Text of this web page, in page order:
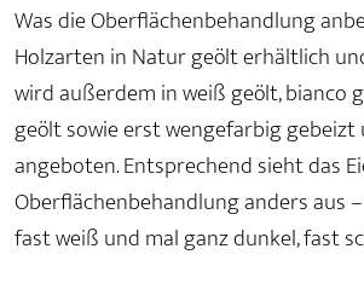
Was die Oberflächenbehandlung
Holzarten in Natur geölt erhältlich
wird außerdem in weiß geölt, bianco
geölt sowie erst wengefarbig
angeboten. Entsprechend sieht das
Oberflächenbehandlung anders aus
fast weiß und mal ganz dunkel, fast